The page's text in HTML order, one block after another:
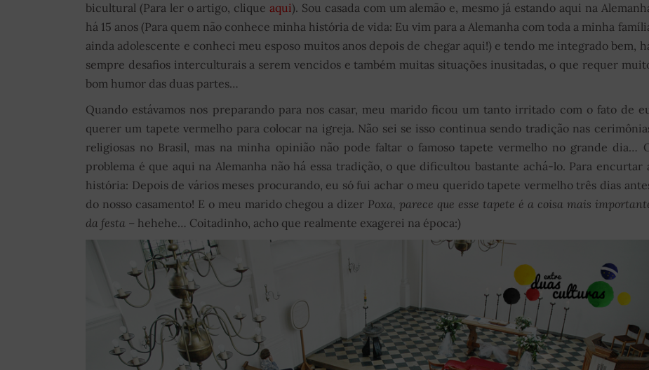
bicultural (Para ler o artigo, cliqueaqui). Sou casada com um alemão e, mesmo já estando aqui na
há 15 anos (Para quem não conhece minha história de vida: Eu vim para a Alemanha com toda a minha
ainda adolescente e conheci meu esposo muitos anos depois de chegar aqui!) e tendo me integrado bem,
sempre desafios interculturais a serem vencidos e também muitas situações inusitadas, o que requer
bom humor das duas partes…
Quando estávamos nos preparando para nos casar, meu marido ficou um tanto irritado com o fato de
querer um tapete vermelho para colocar na igreja. Não sei se isso continua sendo tradição nas
religiosas no Brasil, mas na minha opinião não pode faltar o famoso tapete vermelho no grande dia…
problema é que aqui na Alemanha não há essa tradição, o que dificultou bastante achá-lo. Para encurtar
história: Depois de vários meses procurando, eu só fui achar o meu querido tapete vermelho três dias
do nosso casamento! E o meu marido chegou a dizer Poxa, parece que esse tapete é a coisa mais
da festa – hehehe… Coitadinho, acho que realmente exagerei na época:)